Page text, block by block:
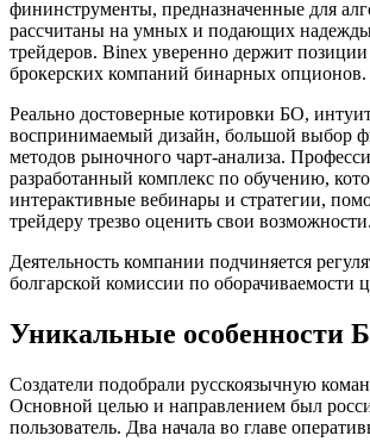
фининструменты, предназначенные для
рассчитаны на умных и подающих
трейдеров. Binex уверенно держит
брокерских компаний бинарных опционов.
Реально достоверные котировки БО,
воспринимаемый дизайн, большой выбор
методов рыночного чарт-анализа.
разработанный комплекс по обучению,
интерактивные вебинары и стратегии,
трейдеру трезво оценить свои возможности.
Деятельность компании подчиняется
болгарской комиссии по оборачиваемости
Уникальные
Создатели подобрали русскоязычную
Основной целью и направлением был
пользователь. Два начала во главе